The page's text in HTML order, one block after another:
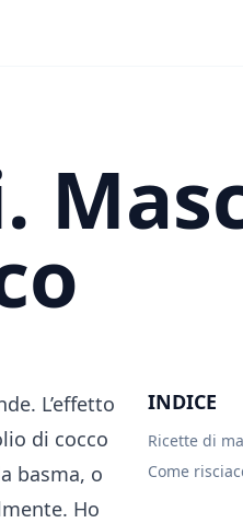
L’effetto
di cocco
basma, o
Ho
INDICE
Ricette di
Come